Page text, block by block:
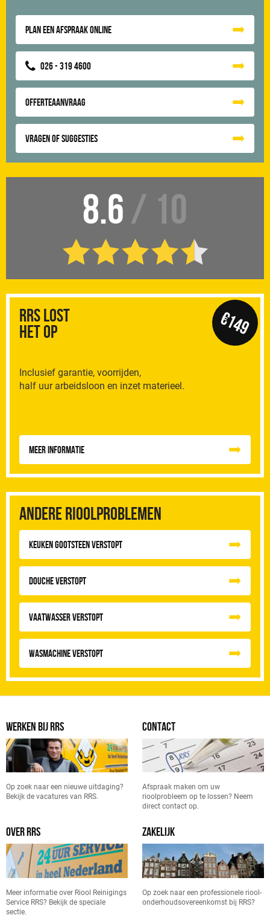
Plan een afspraak online
026 - 319 4600
Offerteaanvraag
Vragen of suggesties
8.6 / 10
RRS Lost
het op
Inclusief garantie, voorrijden,
half uur arbeidsloon en inzet materieel.
€149
Meer informatie
Andere rioolproblemen
Keuken Gootsteen Verstopt
Douche Verstopt
Vaatwasser Verstopt
Wasmachine verstopt
WERKEN BIJ RRS
Op zoek naar een nieuwe uitdaging?
Bekijk de vacatures van RRS.
CONTACT
Afspraak maken om uw
rioolprobleem op te lossen? Neem
direct contact op.
OVER RRS
Meer informatie over Riool Reinigings
Service RRS? Bekijk de speciale
sectie.
ZAKELIJK
Op zoek naar een professionele riool-
onderhoudsovereenkomst bij RRS?